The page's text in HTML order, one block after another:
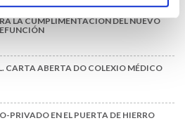
LA CUMPLIMENTACIÓN DEL NUEVO
CARTA ABERTA DO COLEXIO MÉDICO
PRIVADO EN EL PUERTA DE HIERRO